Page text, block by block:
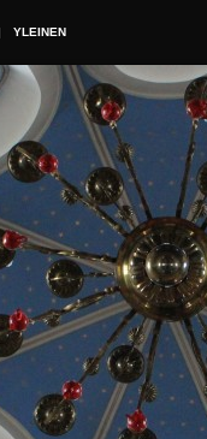
YLEINEN